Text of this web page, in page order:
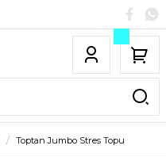
Toptan Jumbo Stres Topu